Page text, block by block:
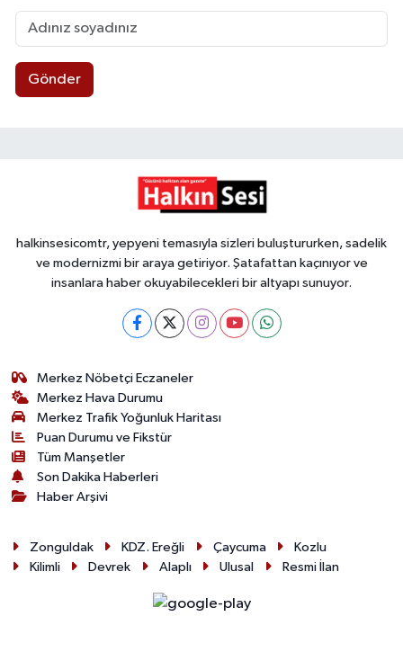
Gönder
halkinsesicomtr, yepyeni temasıyla sizleri buluştururken, sadelik
ve modernizmi bir araya getiriyor. Şatafattan kaçınıyor ve
insanlara haber okuyabilecekleri bir altyapı sunuyor.
Merkez Nöbetçi Eczaneler
Merkez Hava Durumu
Merkez Trafik Yoğunluk Haritası
Puan Durumu ve Fikstür
Tüm Manşetler
Son Dakika Haberleri
Haber Arşivi
Zonguldak KDZ. Ereğli Çaycuma
Kozlu
Kilimli
Devrek Alaplı Ulusal Resmi İlan